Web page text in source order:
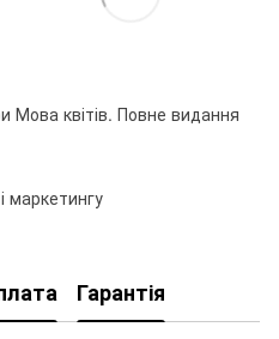
Мова квітів. Повне видання
маркетингу
Гарантія